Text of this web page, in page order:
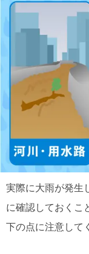
実際に大雨が発生
に確認しておくこ
下の点に注意して